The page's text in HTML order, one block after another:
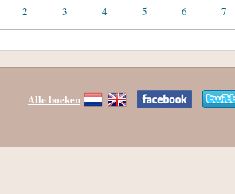
2 3 4 5 6 7
Alle boeken